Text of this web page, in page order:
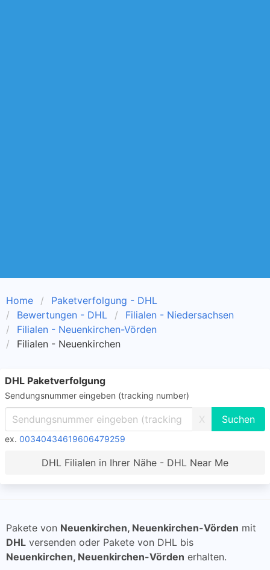
Home
Paketverfolgung - DHL
Bewertungen - DHL
Filialen - Niedersachsen
Filialen - Neuenkirchen-Vörden
Filialen - Neuenkirchen
DHL Paketverfolgung
Sendungsnummer eingeben (tracking number)
X
ex. 00340434619606479259
DHL Filialen in Ihrer Nähe - DHL Near Me
Pakete von Neuenkirchen, Neuenkirchen-Vörden mit
DHL versenden oder Pakete von DHL bis
Neuenkirchen, Neuenkirchen-Vörden erhalten.